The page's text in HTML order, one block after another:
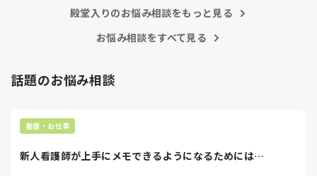
殿堂入りのお悩み相談をもっと見る
お悩み相談をすべて見る
話題のお悩み相談
看護・お仕事
新人看護師が上手にメモできるようになるためには…